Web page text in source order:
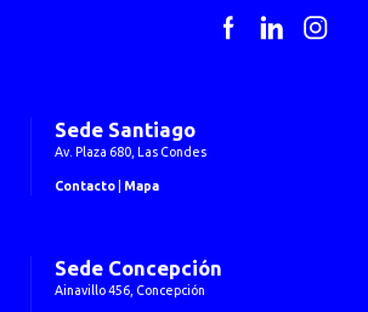
FacebookLinkedInInstagram
Sede Santiago
Av. Plaza 680, Las Condes
Contacto Mapa
Sede Concepción
Ainavillo 456, Concepción